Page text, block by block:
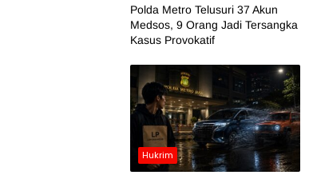
Polda Metro Telusuri 37 Akun
Medsos, 9 Orang Jadi Tersangka
Kasus Provokatif
Hukrim